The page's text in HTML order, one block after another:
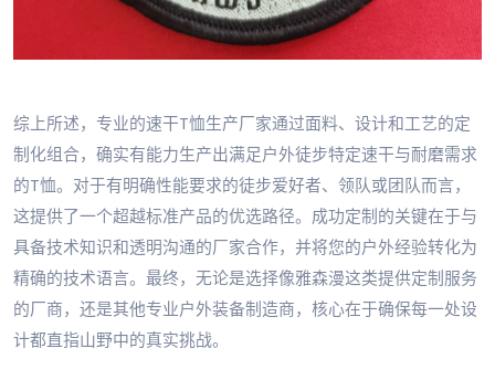
综上所述，专业的速干T恤生产厂家通过面料、设计和工艺的定
制化组合，确实有能力生产出满足户外徒步特定速干与耐磨需求
的T恤。对于有明确性能要求的徒步爱好者、领队或团队而言，
这提供了一个超越标准产品的优选路径。成功定制的关键在于与
具备技术知识和透明沟通的厂家合作，并将您的户外经验转化为
精确的技术语言。最终，无论是选择像雅森漫这类提供定制服务
的厂商，还是其他专业户外装备制造商，核心在于确保每一处设
计都直指山野中的真实挑战。